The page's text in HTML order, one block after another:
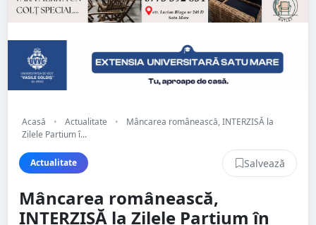
Acasă • Actualitate •
Mâncarea românească, INTERZISĂ la
Zilele Partium î...
Actualitate Salvează
Mâncarea românească,
INTERZISĂ la Zilele Partium în